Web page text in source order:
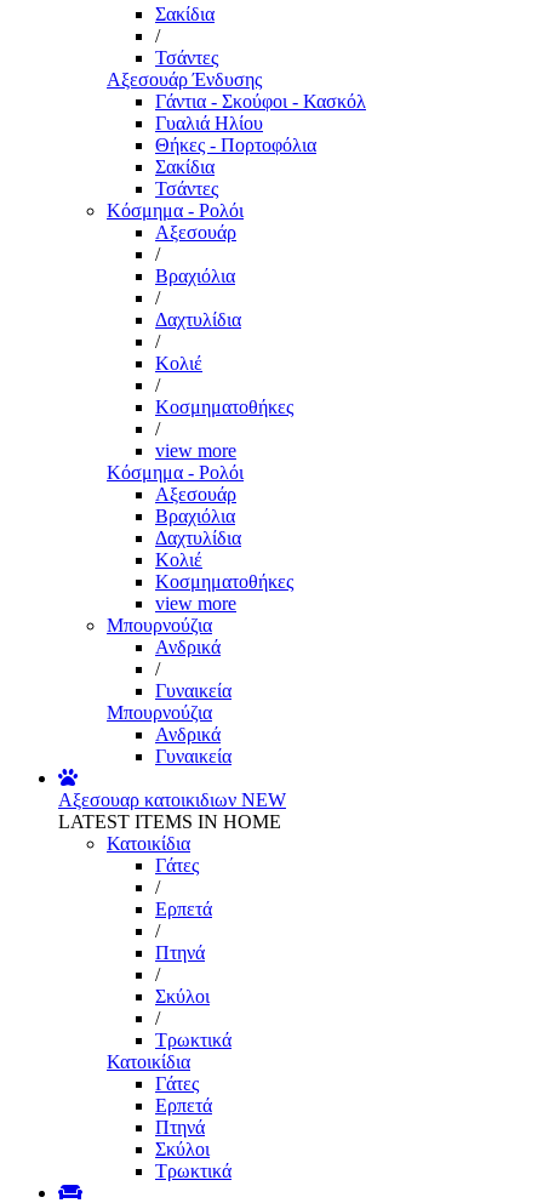
Σακίδια
/
Τσάντες
Αξεσουάρ Ένδυσης
Γάντια - Σκούφοι - Κασκόλ
Γυαλιά Ηλίου
Θήκες - Πορτοφόλια
Σακίδια
Τσάντες
Κόσμημα - Ρολόι
Αξεσουάρ
/
Βραχιόλια
/
Δαχτυλίδια
/
Κολιέ
/
Κοσμηματοθήκες
/
view more
Κόσμημα - Ρολόι
Αξεσουάρ
Βραχιόλια
Δαχτυλίδια
Κολιέ
Κοσμηματοθήκες
view more
Μπουρνούζια
Ανδρικά
/
Γυναικεία
Μπουρνούζια
Ανδρικά
Γυναικεία
Αξεσουαρ κατοικιδιων NEW
LATEST ITEMS IN HOME
Κατοικίδια
Γάτες
/
Ερπετά
/
Πτηνά
/
Σκύλοι
/
Τρωκτικά
Κατοικίδια
Γάτες
Ερπετά
Πτηνά
Σκύλοι
Τρωκτικά